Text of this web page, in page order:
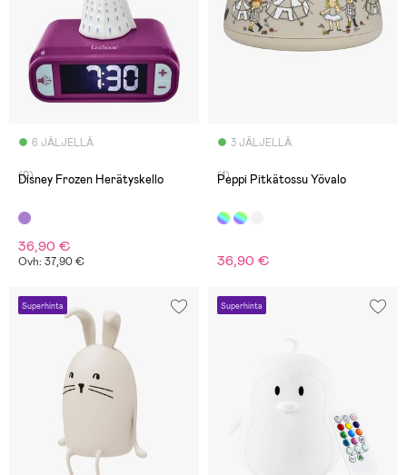
6 JÄLJELLÄ
(0)
Disney Frozen Herätyskello
36,90 €
Ovh: 37,90 €
3 JÄLJELLÄ
(1)
Peppi Pitkätossu Yövalo
36,90 €
Superhinta Superhinta